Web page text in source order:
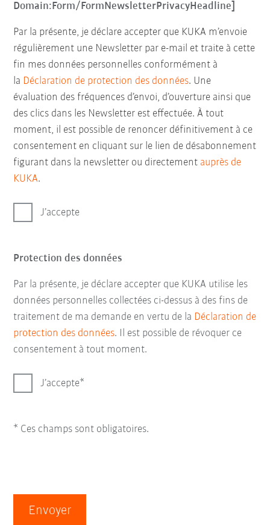
Domain:Form/FormNewsletterPrivacyHeadline]
Par la présente, je déclare accepter que KUKA m’envoie
régulièrement une Newsletter par e-mail et traite à cette
fin mes données personnelles conformément à
la Déclaration de protection des données. Une
évaluation des fréquences d’envoi, d’ouverture ainsi que
des clics dans les Newsletter est effectuée. À tout
moment, il est possible de renoncer définitivement à ce
consentement en cliquant sur le lien de désabonnement
figurant dans la newsletter ou directement auprès de
KUKA.
J’accepte
Protection des données
Par la présente, je déclare accepter que KUKA utilise les
données personnelles collectées ci-dessus à des fins de
traitement de ma demande en vertu de la Déclaration de
protection des données. Il est possible de révoquer ce
consentement à tout moment.
J’accepte
* Ces champs sont obligatoires.
Envoyer